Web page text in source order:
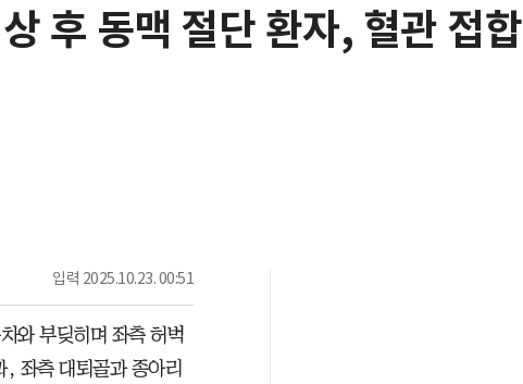
후 동맥 절단 환자, 혈관 접합
입력 2025.10.23. 00:51
와 부딪히며 좌측 허벅
, 좌측 대퇴골과 종아리